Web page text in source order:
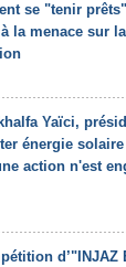
se "tenir
la menace sur la
Yaïci,
énergie solaire
action n'est
d’"INJAZ